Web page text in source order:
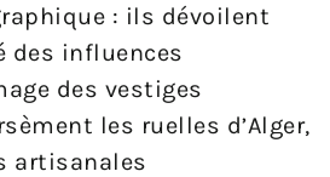
: ils dévoilent
des influences
des vestiges
les ruelles d’Alger,
artisanales